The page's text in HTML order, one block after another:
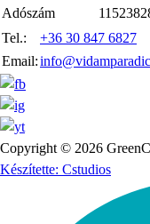
Adószám
Tel.:
+36 30 847 6827
Email:
Copyright © 2026
Készítette: Cstudios